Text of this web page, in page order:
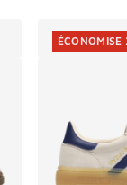
ÉCONOMISE